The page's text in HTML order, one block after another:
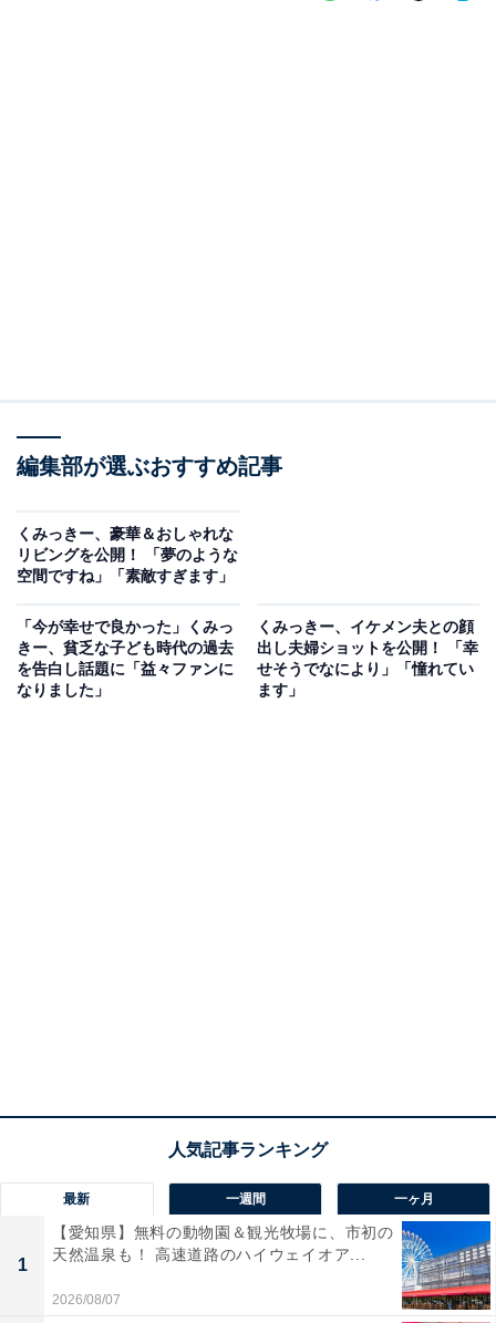
編集部が選ぶおすすめ記事
くみっきー、豪華＆おしゃれな
リビングを公開！ 「夢のような
空間ですね」「素敵すぎます」
「今が幸せで良かった」くみっ
きー、貧乏な子ども時代の過去
を告白し話題に「益々ファンに
なりました」
くみっきー、イケメン夫との顔
出し夫婦ショットを公開！ 「幸
せそうでなにより」「憧れてい
ます」
最新 一週間 一ヶ月
1
【愛知県】無料の動物園＆観光牧場に、市初の
天然温泉も！ 高速道路のハイウェイオア...
2026/08/07